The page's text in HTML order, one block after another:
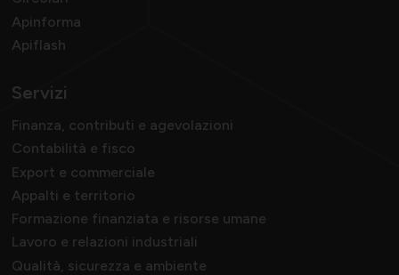
Apinforma
Apiflash
Servizi
Finanza, contributi e agevolazioni
Contabilità e fisco
Export e commerciale
Appalti e territorio
Formazione finanziata e risorse umane
Lavoro e relazioni industriali
Qualità, sicurezza e ambiente